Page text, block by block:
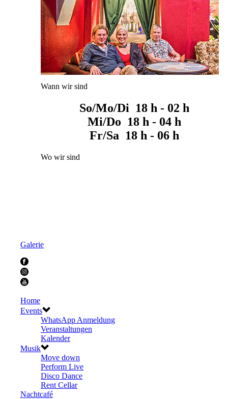
Wann wir sind
So/Mo/Di 18 h - 02 h
Mi/Do 18 h - 04 h
Fr/Sa 18 h - 06 h
Wo wir sind
Galerie
Home
Events
WhatsApp Anmeldung
Veranstaltungen
Kalender
Musik
Move down
Perform Live
Disco Dance
Rent Cellar
Nachtcafé